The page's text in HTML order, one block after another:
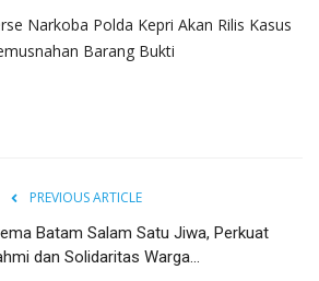
Narkoba Polda Kepri Akan Rilis Kasus
Barang Bukti
PREVIOUS ARTICLE
Batam Salam Satu Jiwa, Perkuat
dan Solidaritas Warga...